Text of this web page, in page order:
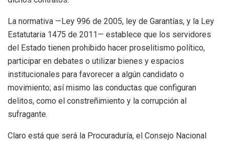
La normativa —Ley 996 de 2005, ley de Garantías, y la Ley
Estatutaria 1475 de 2011— establece que los servidores
del Estado tienen prohibido hacer proselitismo político,
participar en debates o utilizar bienes y espacios
institucionales para favorecer a algún candidato o
movimiento; así mismo las conductas que configuran
delitos, como el constreñimiento y la corrupción al
sufragante.
Claro está que será la Procuraduría, el Consejo Nacional